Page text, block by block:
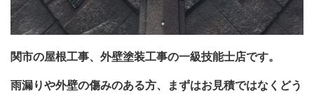
関市の屋根工事、外壁塗装工事の一級技能士店です。
雨漏りや外壁の傷みのある方、まずはお見積ではなくどう